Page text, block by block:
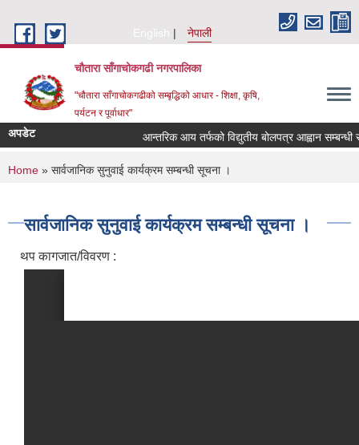
English
नेपाली
चौतारा साँगाचोकगढी नगरपालिका
"चौतारा साँगाचोकगढीको सम्बृद्धिको आधार - शिक्षा, कृषि,
पर्यटन र पूर्वाधार"
अपडेट आन्तरिक आय तर्फको विद्युतीय बोलपत्र आह्वान सम्बन्धी
You are here
Home » सार्वजानिक सुनुवाई कार्यक्रम सम्बन्धी सूचना ।
सार्वजानिक सुनुवाई कार्यक्रम सम्बन्धी सूचना ।
थप कागजात/विवरण :